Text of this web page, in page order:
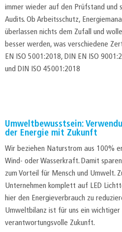
immer wieder auf den Prüfstand und
Audits. Ob Arbeitsschutz,
überlassen nichts dem Zufall und
besser werden, was verschiedene
EN ISO 5001:2018, DIN EN ISO
und DIN ISO 45001:2018
Umweltbewusstsein:
der Energie mit Zukunft
Wir beziehen Naturstrom aus 100%
Wind- oder Wasserkraft. Damit
zum Vorteil für Mensch und Umwelt.
Unternehmen komplett auf LED
hier den Energieverbrauch zu
Umweltbilanz ist für uns ein
verantwortungsvolle Zukunft.